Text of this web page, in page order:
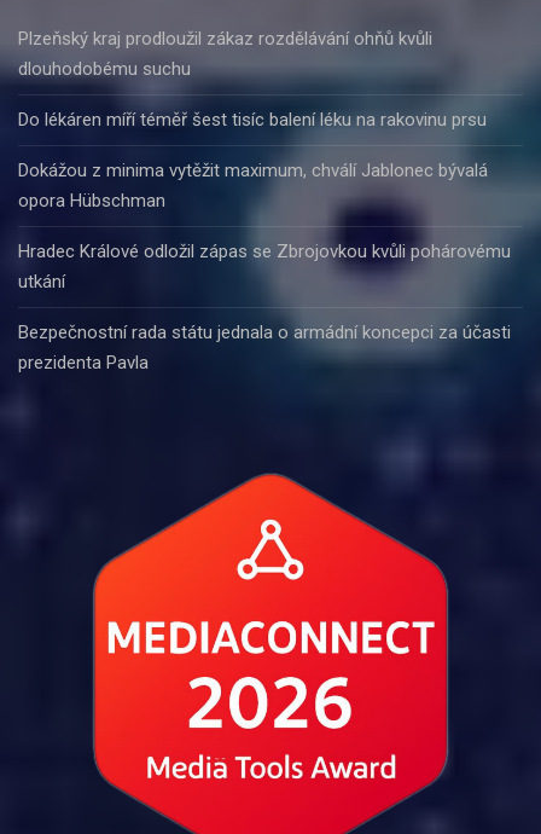
Plzeňský kraj prodloužil zákaz rozdělávání ohňů kvůli
dlouhodobému suchu
Do lékáren míří téměř šest tisíc balení léku na rakovinu prsu
Dokážou z minima vytěžit maximum, chválí Jablonec bývalá
opora Hübschman
Hradec Králové odložil zápas se Zbrojovkou kvůli pohárovému
utkání
Bezpečnostní rada státu jednala o armádní koncepci za účasti
prezidenta Pavla